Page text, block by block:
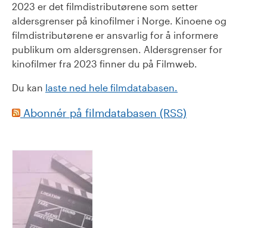
2023 er det filmdistributørene som setter
aldersgrenser på kinofilmer i Norge. Kinoene og
filmdistributørene er ansvarlig for å informere
publikum om aldersgrensen. Aldersgrenser for
kinofilmer fra 2023 finner du på Filmweb.
Du kan laste ned hele filmdatabasen.
Abonnér på filmdatabasen (RSS)